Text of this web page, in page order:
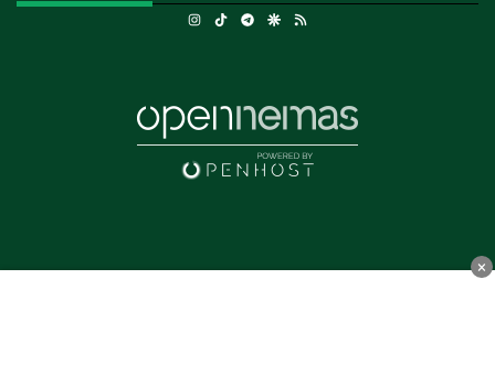
Instagram
TikTokTelegramGoogle Discover
×